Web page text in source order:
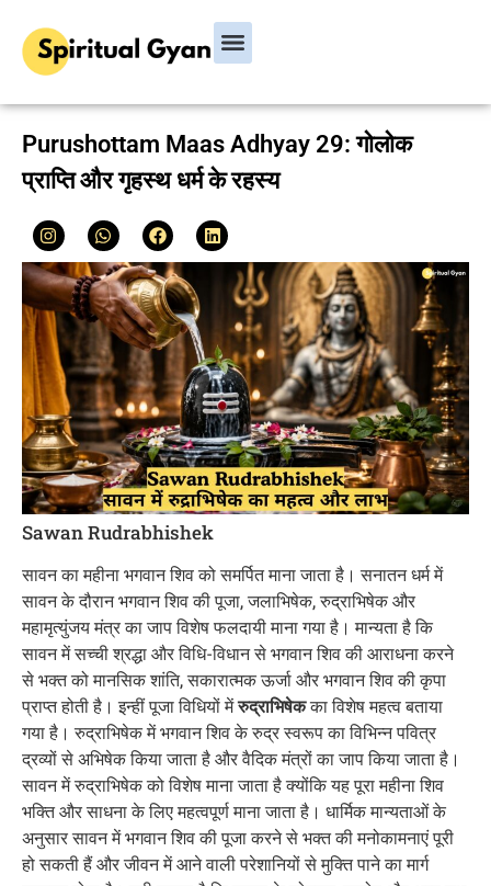
Purushottam Maas Adhyay 29: गोलोक
प्राप्ति और गृहस्थ धर्म के रहस्य
Sawan Rudrabhishek
सावन का महीना भगवान शिव को समर्पित माना जाता है। सनातन धर्म में
सावन के दौरान भगवान शिव की पूजा, जलाभिषेक, रुद्राभिषेक और
महामृत्युंजय मंत्र का जाप विशेष फलदायी माना गया है। मान्यता है कि
सावन में सच्ची श्रद्धा और विधि-विधान से भगवान शिव की आराधना करने
से भक्त को मानसिक शांति, सकारात्मक ऊर्जा और भगवान शिव की कृपा
प्राप्त होती है। इन्हीं पूजा विधियों मेंरुद्राभिषेकका विशेष महत्व बताया
गया है। रुद्राभिषेक में भगवान शिव के रुद्र स्वरूप का विभिन्न पवित्र
द्रव्यों से अभिषेक किया जाता है और वैदिक मंत्रों का जाप किया जाता है।
सावन में रुद्राभिषेक को विशेष माना जाता है क्योंकि यह पूरा महीना शिव
भक्ति और साधना के लिए महत्वपूर्ण माना जाता है। धार्मिक मान्यताओं के
अनुसार सावन में भगवान शिव की पूजा करने से भक्त की मनोकामनाएं पूरी
हो सकती हैं और जीवन में आने वाली परेशानियों से मुक्ति पाने का मार्ग